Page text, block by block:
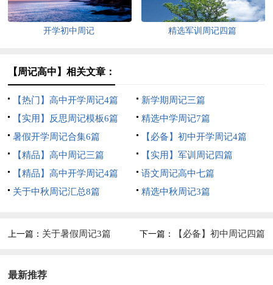
开学初中周记 精选军训周记四篇
【周记高中】相关文章：
【热门】高中开学周记4篇
新学期周记三篇
【实用】反思周记模板6篇
精选中学周记7篇
暑假开学周记合集6篇
【必备】初中开学周记4篇
【精品】高中周记三篇
【实用】军训周记四篇
【精品】高中开学周记4篇
语文周记高中七篇
关于中秋周记汇总8篇
精选中秋周记3篇
上一篇： 关于暑假周记3篇 下一篇： 【必备】初中周记四篇
最新推荐